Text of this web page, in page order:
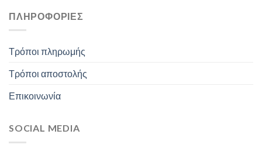
ΠΛΗΡΟΦΟΡΊΕΣ
Τρόποι πληρωμής
Τρόποι αποστολής
Επικοινωνία
SOCIAL MEDIA